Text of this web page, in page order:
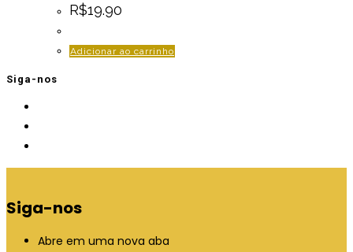
R$19.90
Adicionar ao carrinho
Siga-nos
Siga-nos
Abre em uma nova aba